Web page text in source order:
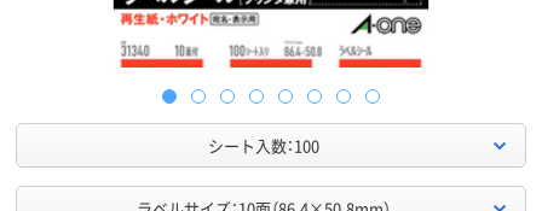
シート入数：100